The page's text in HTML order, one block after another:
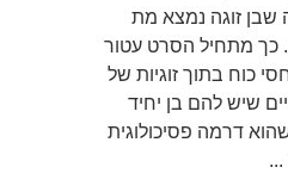
שבן זוגה נמצא מת
כך מתחיל הסרט עטור
כוח בתוך זוגיות של
שיש להם בן יחיד
דרמה פסיכולוגית